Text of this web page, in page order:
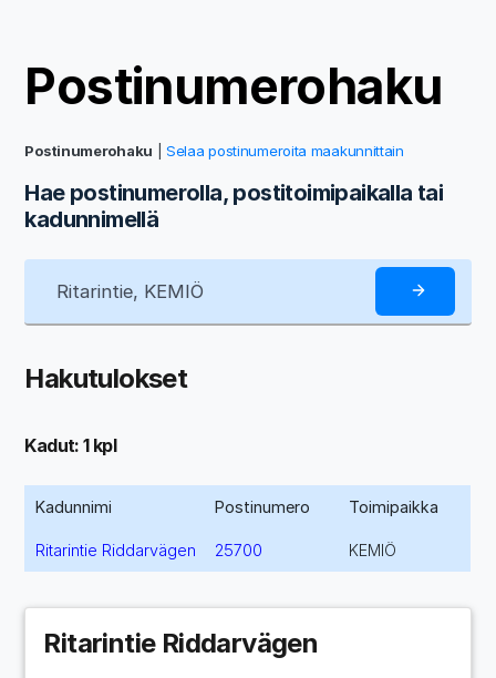
Postinumerohaku
Postinumerohaku |Selaa postinumeroita maakunnittain
Hae postinumerolla, postitoimipaikalla tai
kadunnimellä
Hakutulokset
Kadut: 1 kpl
Kadunnimi Postinumero Toimipaikka
Ritarintie Riddarvägen 25700 KEMIÖ
Ritarintie Riddarvägen